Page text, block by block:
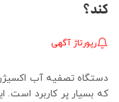
کند؟
رپورتاژ آگهی
دستگاه تصفیه آب
که بسیار پر کاربرد